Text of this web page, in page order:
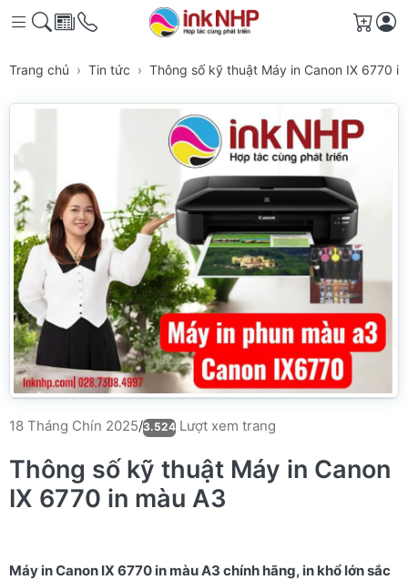
Giỏ
Trang chủ Tin tức Thông số kỹ thuật Máy in Canon IX 6770
18 Tháng Chín 2025/3.524 Lượt xem trang
Thông số kỹ thuật Máy in Canon
IX 6770 in màu A3
Máy in Canon IX 6770 in màu A3 chính hãng, in khổ lớn sắc